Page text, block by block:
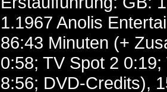
1.1967 Anolis
86:43 Minuten (+
0:58; TV Spot 2
8:56; DVD-Credits),